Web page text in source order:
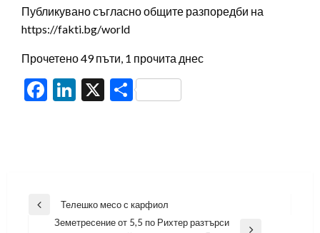
Публикувано съгласно общите разпоредби на
https://fakti.bg/world
Прочетено 49 пъти, 1 прочита днес
Facebook
LinkedIn
X Share
Навигация
Previous
Телешко месо с карфиол
Земетресение от 5,5 по Рихтер разтърси